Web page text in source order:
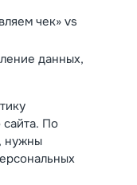
чек» vs
данных,
По
нужны